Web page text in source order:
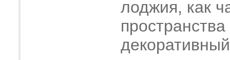
лоджия, как
пространства